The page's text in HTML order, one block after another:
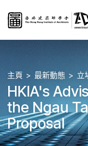
主頁 最新動態 立
HKIA's
the Ngau
Proposal